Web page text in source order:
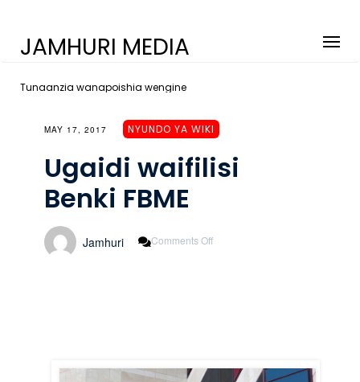
JAMHURI MEDIA
Tunaanzia wanapoishia wengine
MAY 17, 2017 NYUNDO YA WIKI
Ugaidi waifilisi
Benki FBME
Jamhuri Comments Off